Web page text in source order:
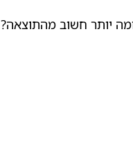
יותר חשוב מהתוצאה?